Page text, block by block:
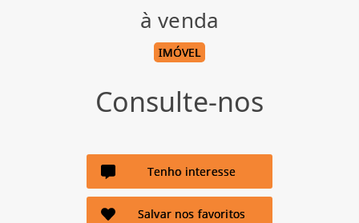
à venda
IMÓVEL
Consulte-nos
Tenho interesse
Salvar nos favoritos